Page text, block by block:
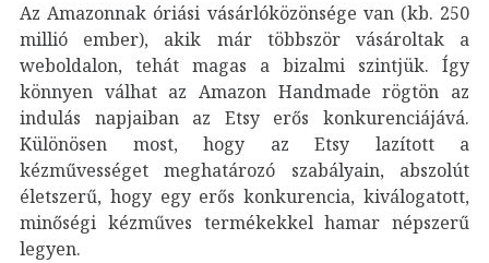
Az Amazonnak óriási vásárlóközönsége van (kb. 250
millió ember), akik már többször vásároltak a
weboldalon, tehát magas a bizalmi szintjük. Így
könnyen válhat az Amazon Handmade rögtön az
indulás napjaiban az Etsy erős konkurenciájává.
Különösen most, hogy az Etsy lazított a
kézművességet meghatározó szabályain, abszolút
életszerű, hogy egy erős konkurencia, kiválogatott,
minőségi kézműves termékekkel hamar népszerű
legyen.